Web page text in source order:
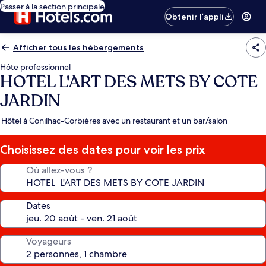
Passer à la section principale
Obtenir l’appli
Afficher tous les hébergements
Hôte professionnel
HOTEL L'ART DES METS BY COTE
JARDIN
Hôtel à Conilhac-Corbières avec un restaurant et un bar/salon
Choisissez des dates pour voir les prix
Où allez-vous ?
Dates
Voyageurs